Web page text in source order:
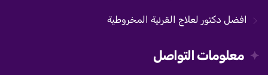
افضل دكتور لعلاج القرنية المخروطية
معلومات التواصل